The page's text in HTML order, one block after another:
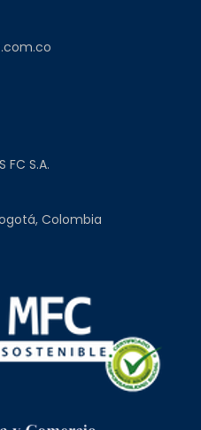
FC S.A.
Colombia